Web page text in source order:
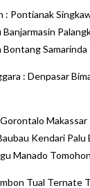
: Pontianak
Bontang Samarinda
: Denpasar
Makassar
Kendari Palu
Manado
Tual Ternate